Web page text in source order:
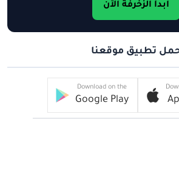
ابدأ الزخرفة الآن
تطبيق موقعنا
Download on the
Google Play